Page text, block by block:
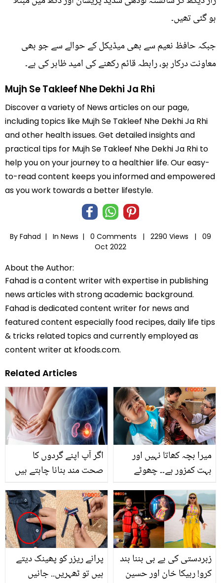
ہو گئی تھیں۔
جبکہ حافظ نعیم سے بھی میڈیکل کے حوالے سے جو بھی
معاونت درکار ہو، رابطہ قائم رکھنے کی امید ظاہر کی ہے۔
Mujh Se Takleef Nhe Dekhi Ja Rhi
Discover a variety of News articles on our page,
including topics like Mujh Se Takleef Nhe Dekhi Ja Rhi
and other health issues. Get detailed insights and
practical tips for Mujh Se Takleef Nhe Dekhi Ja Rhi to
help you on your journey to a healthier life. Our easy-
to-read content keeps you informed and empowered
as you work towards a better lifestyle.
By Fahad | In News | 0 Comments | 2290 Views |
09
Oct 2022
About the Author:
Fahad is a content writer with expertise in publishing
news articles with strong academic background.
Fahad is dedicated content writer for news and
featured content especially food recipes, daily life tips
& tricks related topics and currently employed as
content writer at kfoods.com.
Related Articles
اگر آپ اپنے گردوں کا
صحت مند بنانا چاہتے ہیں
ہوئی غذاؤں کا استعمال
شروع کر دیں تاکہ آپ رہیں
گردوں کی ہر بیماری سے
دور
میرا بچہ کھاتا نہیں اور
بہت کمزور ہے۔۔ چھوٹے
کمزوری دور کرنے کے لئے
ڈاکٹر کے بتائے گئے چند
طریقے
پرانے ریزر کو پھینک دیتے
ہیں تو ٹھہریں.. جانیں
زبردستی کی بے بی بننا بند
کرو! ربیکا خان اور حسین